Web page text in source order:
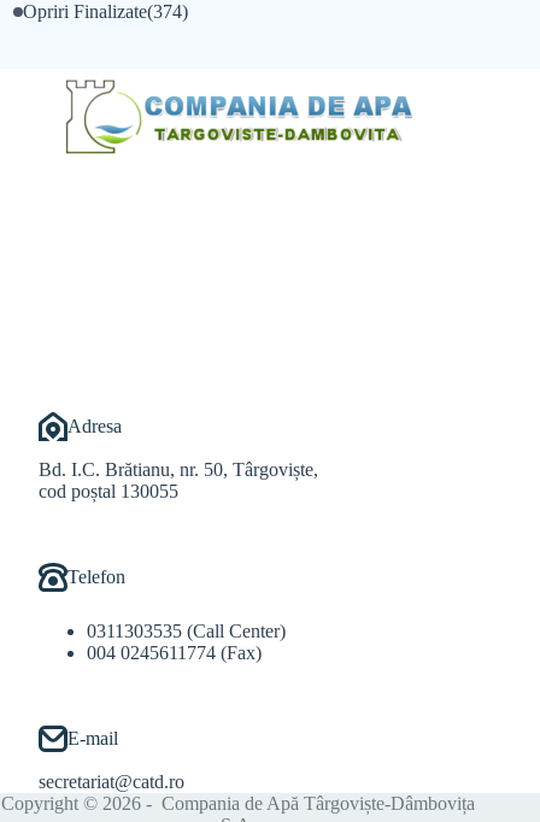
Opriri Finalizate(374)
Adresa
Bd. I.C. Brătianu, nr. 50, Târgoviște,
cod poștal 130055
Telefon
0311303535 (Call Center)
004 0245611774 (Fax)
E-mail
secretariat@catd.ro
Copyright © 2026 - Compania de Apă Târgoviște-Dâmbovița